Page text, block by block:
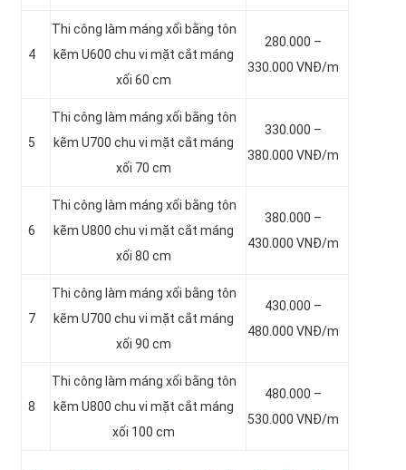
4
Thi công làm máng xối bằng tôn
kẽm U600 chu vi mặt cắt máng
xối 60 cm
280.000 –
330.000 VNĐ/m
5
Thi công làm máng xối bằng tôn
kẽm U700 chu vi mặt cắt máng
xối 70 cm
330.000 –
380.000 VNĐ/m
6
Thi công làm máng xối bằng tôn
kẽm U800 chu vi mặt cắt máng
xối 80 cm
380.000 –
430.000 VNĐ/m
7
Thi công làm máng xối bằng tôn
kẽm U700 chu vi mặt cắt máng
xối 90 cm
430.000 –
480.000 VNĐ/m
8
Thi công làm máng xối bằng tôn
kẽm U800 chu vi mặt cắt máng
xối 100 cm
480.000 –
530.000 VNĐ/m